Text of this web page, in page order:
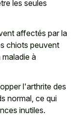
les seules
affectés par la
chiots peuvent
à
l'arthrite des
normal, ce qui
inutiles.